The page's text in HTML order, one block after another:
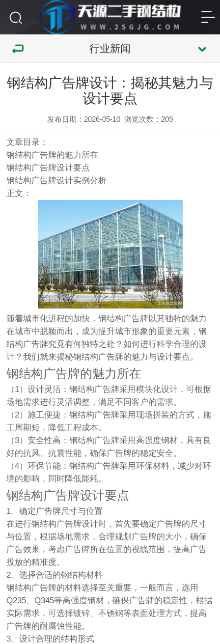
行业新闻
钢结构广告牌设计：揭秘其魅力与
设计要点
发布日期：2026-05-10 浏览次数： 209
文章目录：
钢结构广告牌的魅力所在
钢结构广告牌设计要点
钢结构广告牌设计实例分析
正文：
随着城市化进程的加快，钢结构广告牌以其独特的魅力
在城市中脱颖而出，成为提升城市形象的重要元素，钢
结构广告牌究竟有何独特之处？如何进行科学合理的设
计？我们就来揭秘钢结构广告牌的魅力与设计要点。
钢结构广告牌的魅力所在
（1）设计灵活：钢结构广告牌采用模块化设计，可根据
场地需求进行灵活调整，满足不同客户的需求。
（2）施工便捷：钢结构广告牌采用现场拼装的方式，施
工周期短，降低工程成本。
（3）安全性高：钢结构广告牌采用高强度钢材，具有良
好的抗风、抗震性能，确保广告牌的稳定安全。
（4）环保节能：钢结构广告牌采用环保材料，减少对环
境的影响，同时降低能耗。
钢结构广告牌设计要点
1、确定广告牌尺寸与位置
在进行钢结构广告牌设计时，首先要确定广告牌的尺寸
与位置，根据场地需求，合理规划广告牌的大小，确保
广告效果，考虑广告牌所在位置的视线范围，提高广告
投放的精准度。
2、选择合适的钢结构材料
钢结构广告牌的材料选择至关重要，一般而言，选用
Q235、Q345等高强度钢材，确保广告牌的稳定性，根据
实际需求，可选择镀锌、不锈钢等表面处理方式，提高
广告牌的耐腐蚀性能。
3、设计合理的结构形式